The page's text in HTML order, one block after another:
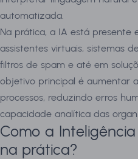
automatizada.
Na prática, a IA está presente
assistentes virtuais, sistemas
filtros de spam e até em
objetivo principal é aumentar
processos, reduzindo erros
capacidade analítica das
Como a
na prática?